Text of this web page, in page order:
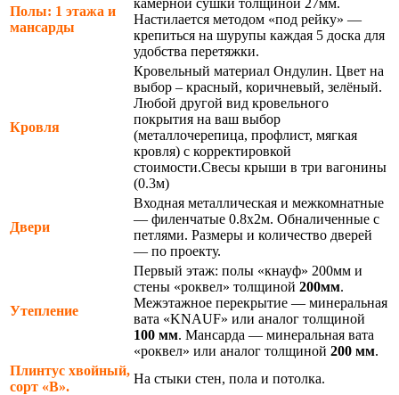
Полы: 1 этажа и
мансарды
Настилается методом «под рейку» —
крепиться на шурупы каждая 5 доска для
удобства перетяжки.
Кровля
Кровельный материал Ондулин. Цвет на
выбор – красный, коричневый, зелёный.
Любой другой вид кровельного
покрытия на ваш выбор
(металлочерепица, профлист, мягкая
кровля) с корректировкой
стоимости.Свесы крыши в три вагонины
(0.3м)
Двери
Входная металлическая и межкомнатные
— филенчатые 0.8х2м. Обналиченные с
петлями. Размеры и количество дверей
— по проекту.
Утепление
Первый этаж: полы «кнауф» 200мм и
стены «роквел» толщиной 200мм.
Межэтажное перекрытие — минеральная
вата «KNAUF» или аналог толщиной
100 мм. Мансарда — минеральная вата
«роквел» или аналог толщиной 200 мм.
Плинтус хвойный,
сорт «В».
На стыки стен, пола и потолка.